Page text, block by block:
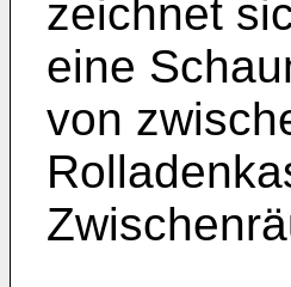
zeichnet
eine
von